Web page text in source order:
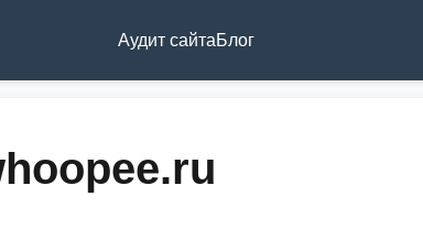
Аудит сайтаБлог